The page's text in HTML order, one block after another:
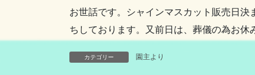
お世話です。シャインマスカット販売日
ちしております。又前日は、葬儀の為お休
カテゴリー 園主より